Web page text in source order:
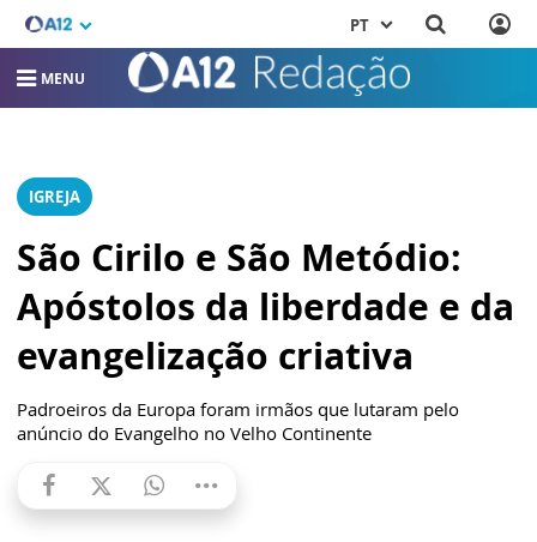
PT
MENU
IGREJA
São Cirilo e São Metódio:
Apóstolos da liberdade e da
evangelização criativa
Padroeiros da Europa foram irmãos que lutaram pelo
anúncio do Evangelho no Velho Continente